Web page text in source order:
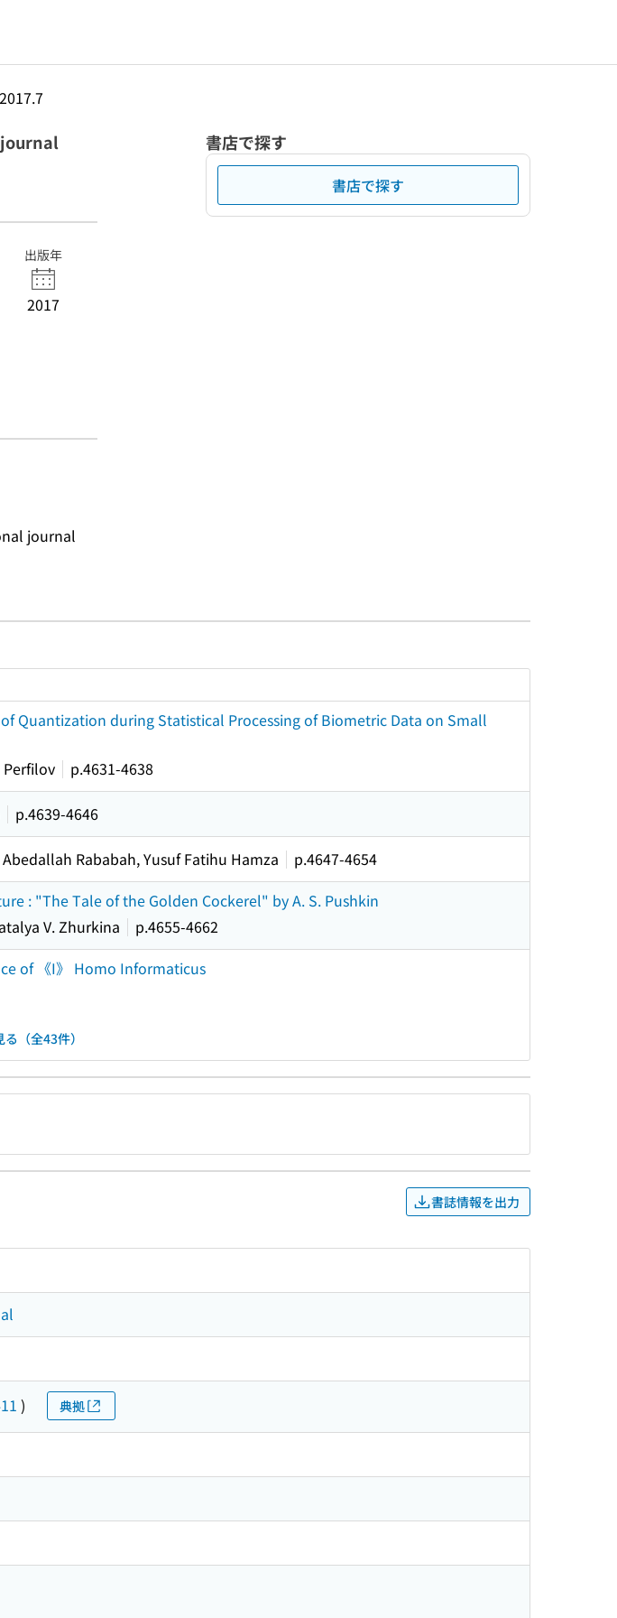
出版年
2017
journal
書店で探す
書店で探す
Quantization during Statistical Processing of Biometric Data on Small
Perfilov
p.4631-4638
p.4639-4646
Abedallah Rababah, Yusuf Fatihu Hamza
p.4647-4654
: "The Tale of the Golden Cockerel" by A. S. Pushkin
V. Zhurkina
p.4655-4662
of 《I》 Homo Informaticus
（全43件）
書誌情報を出力
) 典拠